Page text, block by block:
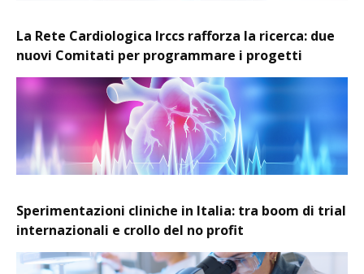
La Rete Cardiologica Irccs rafforza la ricerca: due
nuovi Comitati per programmare i progetti
Sperimentazioni cliniche in Italia: tra boom di trial
internazionali e crollo del no profit